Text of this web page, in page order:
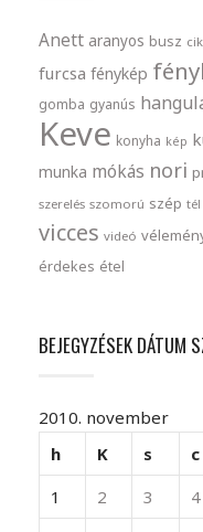
Anett aranyos busz
furcsa fénykép
gomba gyanús
Keve konyha kép
munka mókás nori
szerelés szomorú szép tél
vicces videó
érdekes étel
BEJEGYZÉSEK DÁTUM
2010. november
h
K s c
1
2 3 4